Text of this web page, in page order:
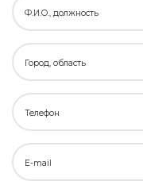
Ф.И.О., должность
Город, область
Телефон
E-mail